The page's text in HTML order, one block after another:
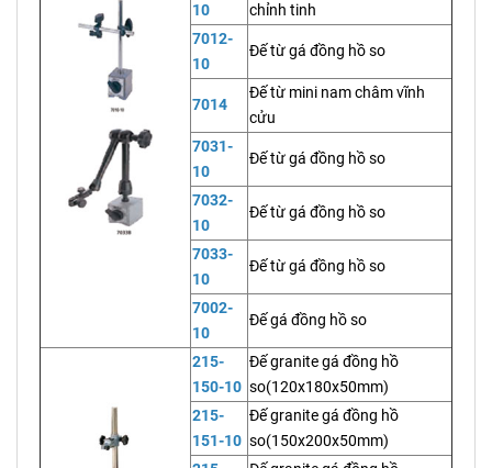
10
chỉnh tinh
7012-
10
Đế từ gá đồng hồ so
7014
Đế từ mini nam châm vĩnh
cửu
7031-
10
Đế từ gá đồng hồ so
7032-
10
Đế từ gá đồng hồ so
7033-
10
Đế từ gá đồng hồ so
7002-
10
Đế gá đồng hồ so
215-
150-10
Đế granite gá đồng hồ
so(120x180x50mm)
215-
151-10
Đế granite gá đồng hồ
so(150x200x50mm)